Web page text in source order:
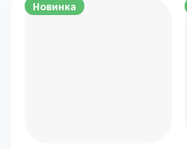
Цена -
Новинка